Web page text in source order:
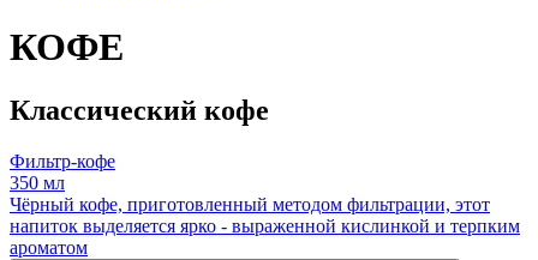
КОФЕ
Классический кофе
Фильтр-кофе
350 мл
Чёрный кофе, приготовленный методом фильтрации, этот
напиток выделяется ярко - выраженной кислинкой и терпким
ароматом